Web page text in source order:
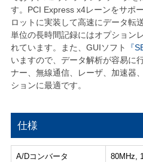
す。PCI Express x4レーンをサポ
ロットに実装して高速にデータ転
単位の長時間記録にはオプション
れています。また、GUIソフト
『
いますので、データ解析が容易に
ナー、無線通信、レーザ、加速器
ションに最適です。
仕様
A/Dコンバータ 80MHz,